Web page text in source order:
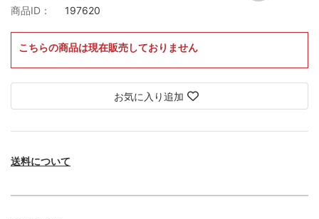
商品ID： 197620
こちらの商品は現在販売しておりません
お気に入り追加
送料について